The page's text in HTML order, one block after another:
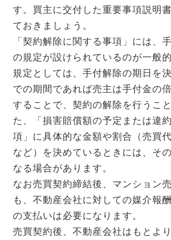
す。買主に交付した重要事項説明
ておきましょう。
「契約解除に関する事項」には、
の規定が設けられているのが一般
規定としては、手付解除の期日を
での期間であれば売主は手付金の
することで、契約の解除を行うこ
た、「損害賠償額の予定または違
項」に具体的な金額や割合（売買
など）を決めているときには、そ
なる場合があります。
なお売買契約締結後、マンション
も、不動産会社に対しての媒介報
の支払いは必要になります。
売買契約後、不動産会社はもとよ